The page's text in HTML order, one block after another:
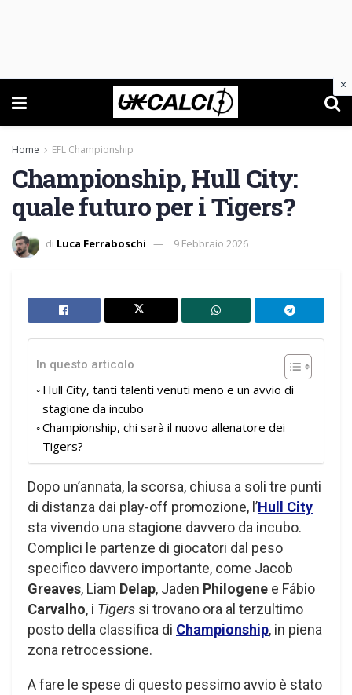
Home EFL Championship
Championship, Hull City:
quale futuro per i Tigers?
di Luca Ferraboschi 9 Febbraio 2026
In questo articolo
Hull City, tanti talenti venuti meno e un avvio di
stagione da incubo
Championship, chi sarà il nuovo allenatore dei
Tigers?
Dopo un’annata, la scorsa, chiusa a soli tre punti
di distanza dai play-off promozione, l’Hull City
sta vivendo una stagione davvero da incubo.
Complici le partenze di giocatori dal peso
specifico davvero importante, come Jacob
Greaves, Liam Delap, Jaden Philogene e Fábio
Carvalho, i Tigers si trovano ora al terzultimo
posto della classifica di Championship, in piena
zona retrocessione.
A fare le spese di questo pessimo avvio è stato
×